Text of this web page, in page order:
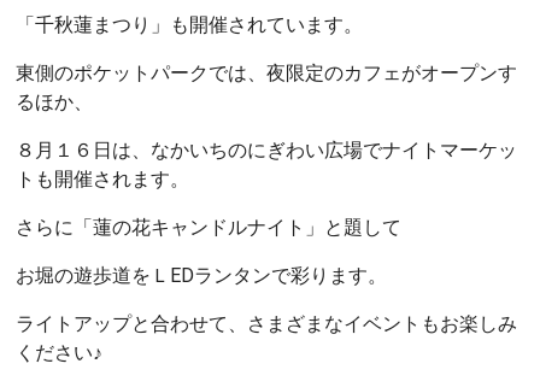
「千秋蓮まつり」も開催されています。
東側のポケットパークでは、夜限定のカフェがオープンす
るほか、
８月１６日は、なかいちのにぎわい広場でナイトマーケッ
トも開催されます。
さらに「蓮の花キャンドルナイト」と題して
お堀の遊歩道をＬEDランタンで彩ります。
ライトアップと合わせて、さまざまなイベントもお楽しみ
ください♪